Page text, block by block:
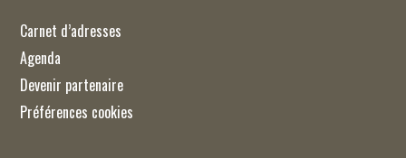
Carnet d’adresses
Agenda
Devenir partenaire
Préférences cookies